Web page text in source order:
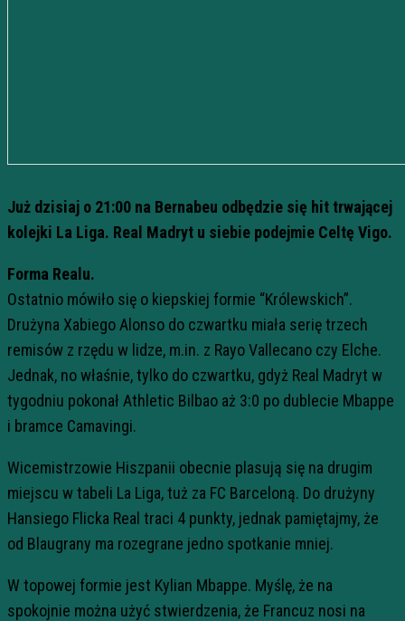
Już dzisiaj o 21:00 na Bernabeu odbędzie się hit trwającej
kolejki La Liga. Real Madryt u siebie podejmie Celtę Vigo.
Forma Realu.
Ostatnio mówiło się o kiepskiej formie “Królewskich”.
Drużyna Xabiego Alonso do czwartku miała serię trzech
remisów z rzędu w lidze, m.in. z Rayo Vallecano czy Elche.
Jednak, no właśnie, tylko do czwartku, gdyż Real Madryt w
tygodniu pokonał Athletic Bilbao aż 3:0 po dublecie Mbappe
i bramce Camavingi.
Wicemistrzowie Hiszpanii obecnie plasują się na drugim
miejscu w tabeli La Liga, tuż za FC Barceloną. Do drużyny
Hansiego Flicka Real traci 4 punkty, jednak pamiętajmy, że
od Blaugrany ma rozegrane jedno spotkanie mniej.
W topowej formie jest Kylian Mbappe. Myślę, że na
spokojnie można użyć stwierdzenia, że Francuz nosi na